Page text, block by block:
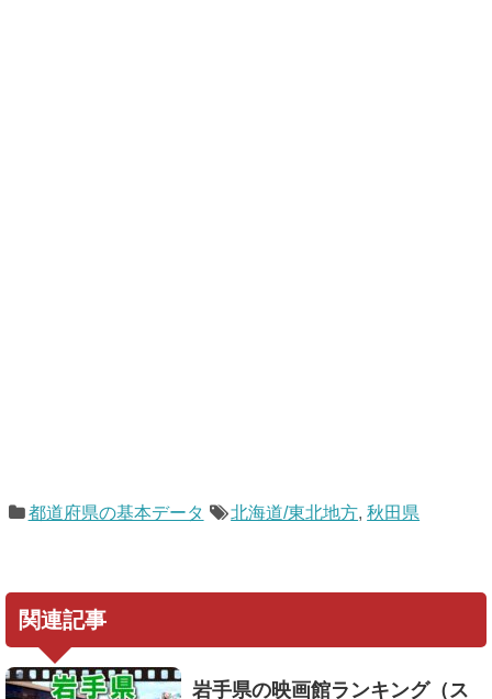
都道府県の基本データ 北海道/東北地方,秋田県
関連記事
岩手県の映画館ランキング（ス